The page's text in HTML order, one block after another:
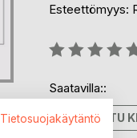
Esteettömyys:
Arvostelu::
Saatavilla::
PAINETTU
Tietosuojakäytäntö